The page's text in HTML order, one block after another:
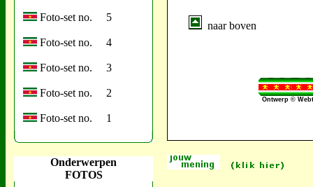
Foto-set no. 5
Foto-set no. 4
Foto-set no. 3
Foto-set no. 2
Foto-set no. 1
Onderwerpen
FOTOS
naar boven
Ontwerp ©